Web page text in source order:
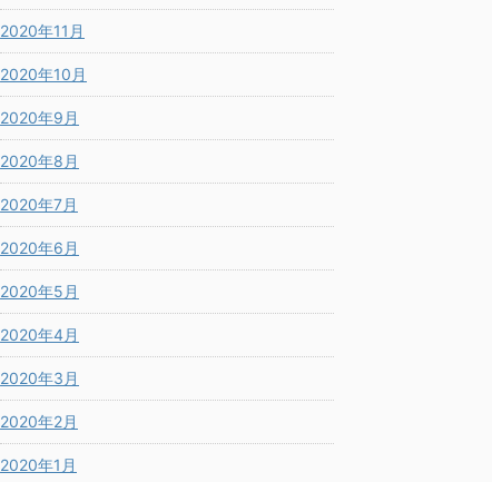
2020年11月
2020年10月
2020年9月
2020年8月
2020年7月
2020年6月
2020年5月
2020年4月
2020年3月
2020年2月
2020年1月